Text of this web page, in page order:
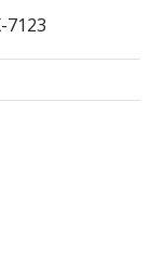
7123